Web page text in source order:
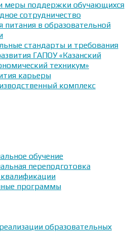
меры поддержки обучающихся
сотрудничество
питания в образовательной
стандарты и требования
ГАПОУ «Казанский
техникум»
карьеры
комплекс
обучение
переподготовка
программы
образовательных